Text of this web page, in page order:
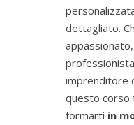
dettagliato.
imprenditore
questo corso
formarti in